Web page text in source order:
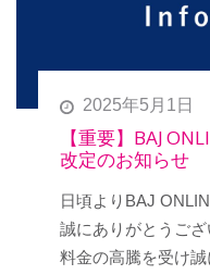
2025年5月1日
【重要】BAJ
改定のお知らせ
日頃よりBAJ
誠にありがとうご
料金の高騰を受け